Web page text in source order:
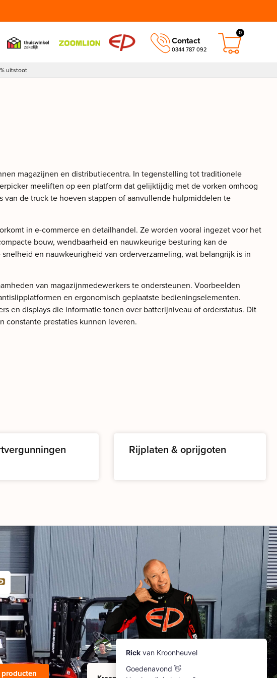
Contact
0344 787 092
0
uitstoot
magazijnen en distributiecentra. In tegenstelling tot traditionele
meeliften op een platform dat gelijktijdig met de vorken omhoog
de truck te hoeven stappen of aanvullende hulpmiddelen te
in e-commerce en detailhandel. Ze worden vooral ingezet voor het
bouw, wendbaarheid en nauwkeurige besturing kan de
en nauwkeurigheid van orderverzameling, wat belangrijk is in
van magazijnmedewerkers te ondersteunen. Voorbeelden
en ergonomisch geplaatste bedieningselementen.
en displays die informatie tonen over batterijniveau of orderstatus. Dit
constante prestaties kunnen leveren.
Rijplaten & oprijgoten